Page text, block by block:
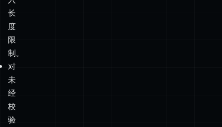
或
输
入
长
度
限
制。
对
未